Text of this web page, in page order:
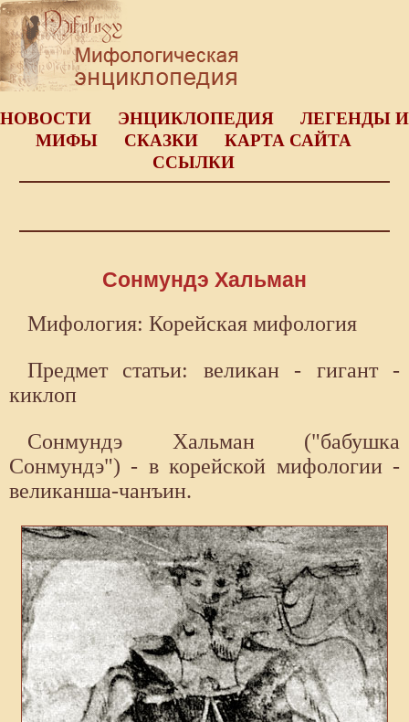
НОВОСТИ ЭНЦИКЛОПЕДИЯ
ЛЕГЕНДЫ И
МИФЫ
СКАЗКИ
КАРТА САЙТА
ССЫЛКИ
Сонмундэ Хальман
Мифология: Корейская мифология
Предмет статьи: великан - гигант -
киклоп
Сонмундэ Хальман ("бабушка
Сонмундэ") - в корейской мифологии -
великанша-чанъин.